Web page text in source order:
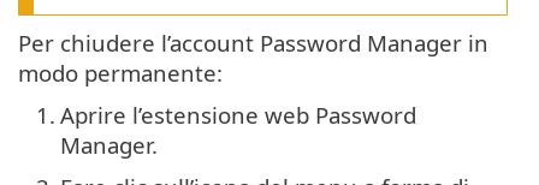
Per chiudere l’account Password Manager in
modo permanente:
1. Aprire l’estensione web Password
Manager.